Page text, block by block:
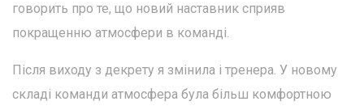
говорить про те, що новий наставник сприяв
покращенню атмосфери в команді.
Після виходу з декрету я змінила і тренера. У новому
складі команди атмосфера була більш комфортною